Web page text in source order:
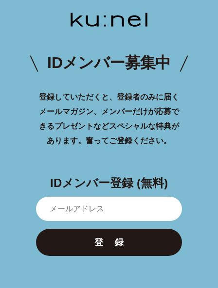
IDメンバー募集中
登録していただくと、登録者のみに届く
メールマガジン、メンバーだけが応募で
きるプレゼントなどスペシャルな特典が
あります。 奮ってご登録ください。
IDメンバー登録 (無料)
登 録